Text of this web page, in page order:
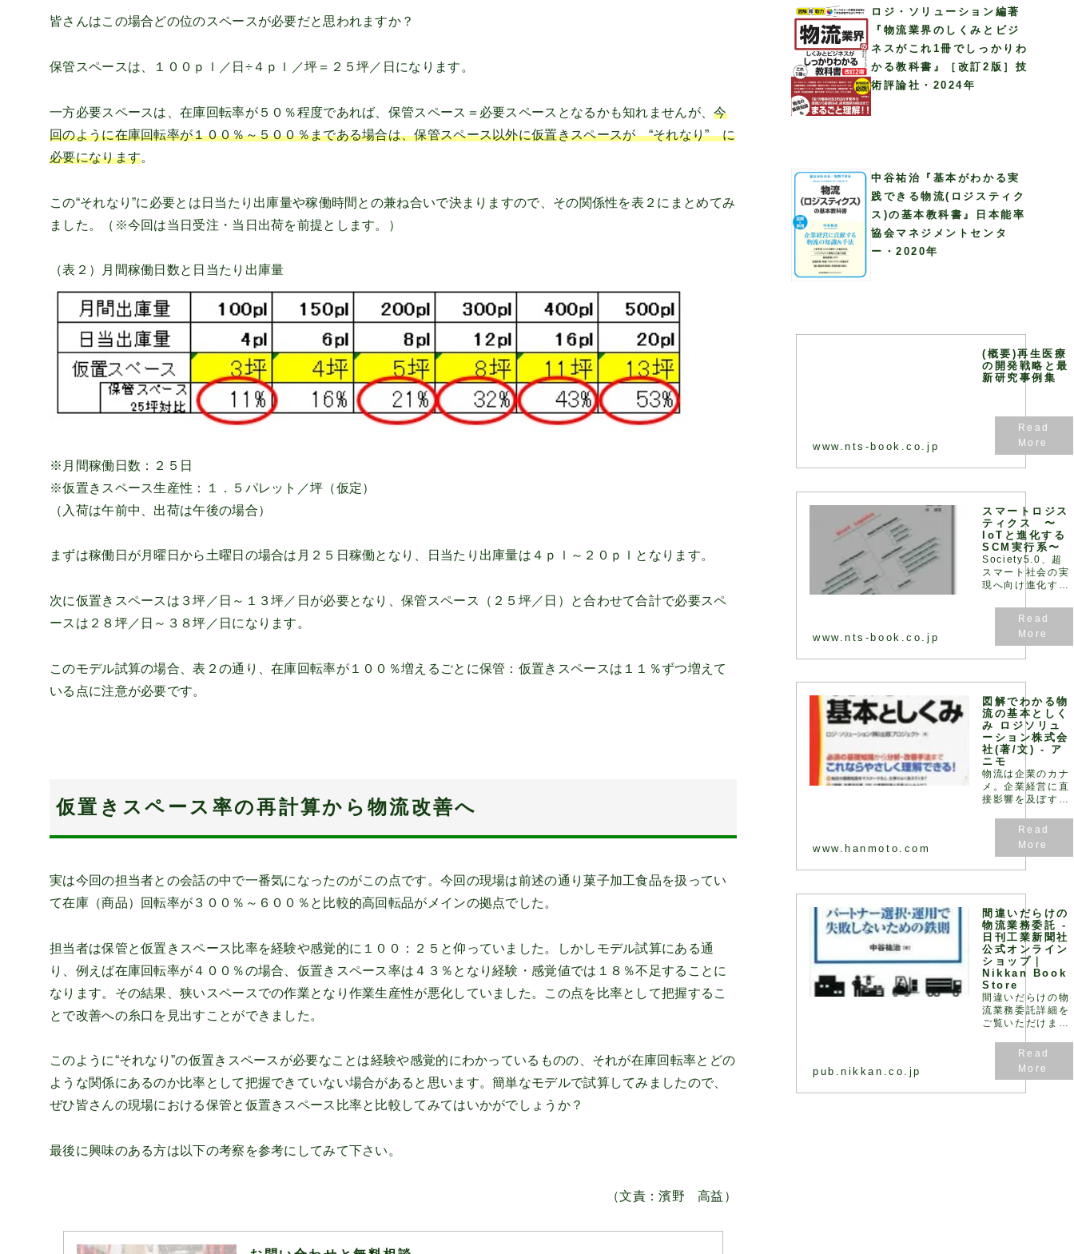
皆さんはこの場合どの位のスペースが必要だと思われますか？
保管スペースは、１００ｐｌ／日÷４ｐｌ／坪＝２５坪／日になります。
一方必要スペースは、在庫回転率が５０％程度であれば、保管スペース＝必要スペースとなるかも知れませんが、今
回のように在庫回転率が１００％～５００％まである場合は、保管スペース以外に仮置きスペースが “それなり” に
必要になります。
この“それなり”に必要とは日当たり出庫量や稼働時間との兼ね合いで決まりますので、その関係性を表２にまとめてみ
ました。（※今回は当日受注・当日出荷を前提とします。）
（表２）月間稼働日数と日当たり出庫量
※月間稼働日数：２５日
※仮置きスペース生産性：１．５パレット／坪（仮定）
（入荷は午前中、出荷は午後の場合）
まずは稼働日が月曜日から土曜日の場合は月２５日稼働となり、日当たり出庫量は４ｐｌ～２０ｐｌとなります。
次に仮置きスペースは３坪／日～１３坪／日が必要となり、保管スペース（２５坪／日）と合わせて合計で必要スペ
ースは２８坪／日～３８坪／日になります。
このモデル試算の場合、表２の通り、在庫回転率が１００％増えるごとに保管：仮置きスペースは１１％ずつ増えて
いる点に注意が必要です。
仮置きスペース率の再計算から物流改善へ
実は今回の担当者との会話の中で一番気になったのがこの点です。今回の現場は前述の通り菓子加工食品を扱ってい
て在庫（商品）回転率が３００％～６００％と比較的高回転品がメインの拠点でした。
担当者は保管と仮置きスペース比率を経験や感覚的に１００：２５と仰っていました。しかしモデル試算にある通
り、例えば在庫回転率が４００％の場合、仮置きスペース率は４３％となり経験・感覚値では１８％不足することに
なります。その結果、狭いスペースでの作業となり作業生産性が悪化していました。この点を比率として把握するこ
とで改善への糸口を見出すことができました。
このように“それなり”の仮置きスペースが必要なことは経験や感覚的にわかっているものの、それが在庫回転率とどの
ような関係にあるのか比率として把握できていない場合があると思います。簡単なモデルで試算してみましたので、
ぜひ皆さんの現場における保管と仮置きスペース比率と比較してみてはいかがでしょうか？
最後に興味のある方は以下の考察を参考にしてみて下さい。
（文責：濱野 高益）
ロジ・ソリューション編著
『物流業界のしくみとビジ
ネスがこれ1冊でしっかりわ
かる教科書』［改訂2版］技
術評論社・2024年
中谷祐治『基本がわかる実
践できる物流(ロジスティク
ス)の基本教科書』日本能率
協会マネジメントセンタ
ー・2020年
(概要)再生医療
の開発戦略と最
新研究事例集
www.nts-book.co.jp
スマートロジス
ティクス 〜
IoTと進化する
SCM実行系〜
Society5.0、超
スマート社会の実
現へ向け進化す
サプライチェーン
の視点からロジス
ティクスとIoT と
の連携性を踏ま
え、密接に関連す
すると共に物流現
場の課題や物流セ
ンターの事例につ
いても解説
www.nts-book.co.jp
図解でわかる物
流の基本としく
み ロジソリュ
ーション株式会
社(著/文) - ア
ニモ
物流は企業のカナ
メ。企業経営に直
接影響を及ぼす
です!実際に物流
をおこない、問題
ス全体で最… - 引
用：版元ドットコ
ム
www.hanmoto.com
間違いだらけの
物流業務委託 -
日刊工業新聞社
公式オンライン
ショップ｜
Nikkan Book
Store
間違いだらけの物
流業務委託詳細を
ご覧いただけま
pub.nikkan.co.jp